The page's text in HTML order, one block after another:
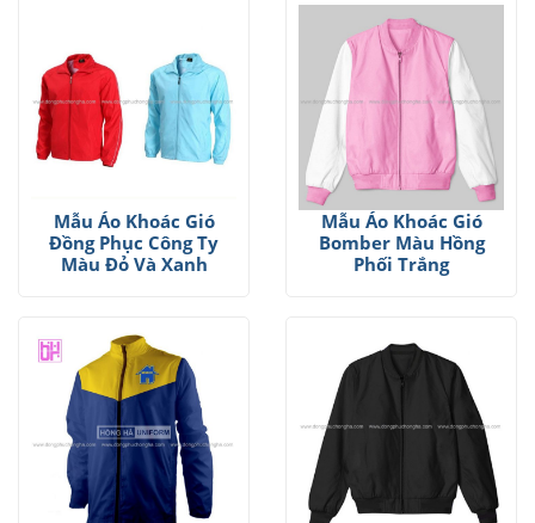
Mẫu Áo Khoác Gió
Đồng Phục Công Ty
Màu Đỏ Và Xanh
Mẫu Áo Khoác Gió
Bomber Màu Hồng
Phối Trắng